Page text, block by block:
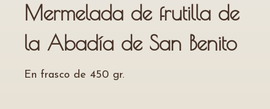
Mermelada de frutilla de
la Abadía de San Benito
En frasco de 450 gr.